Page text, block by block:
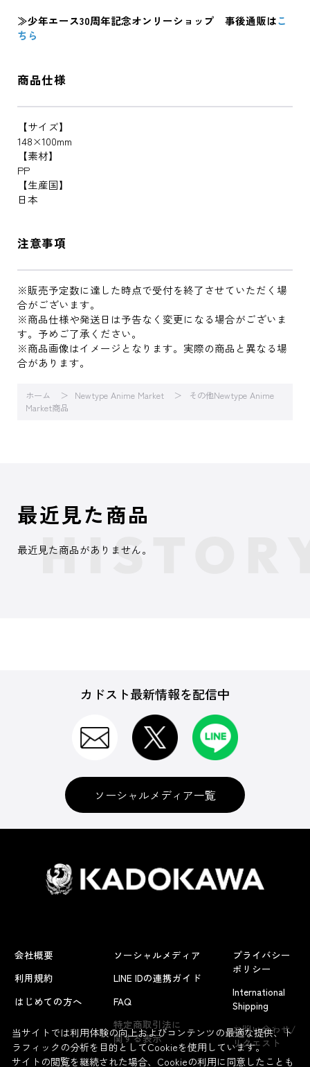
≫少年エース30周年記念オンリーショップ 事後通販はこ
ちら
商品仕様
【サイズ】
148×100mm
【素材】
PP
【生産国】
日本
注意事項
※販売予定数に達した時点で受付を終了させていただく場
合がございます。
※商品仕様や発送日は予告なく変更になる場合がございま
す。予めご了承ください。
※商品画像はイメージとなります。実際の商品と異なる場
合があります。
ホーム Newtype Anime Market
その他Newtype Anime
Market商品
よくあるお問い合わせ
最近見た商品
最近見た商品がありません。
カドスト最新情報を配信中
ソーシャルメディア一覧
会社概要
利用規約
はじめての方へ
ソーシャルメディア
LINE IDの連携ガイド
FAQ
特定商取引法に
関する表示
プライバシー
ポリシー
International
Shipping
お問い合わせ/
リクエスト
当サイトでは利用体験の向上およびコンテンツの最適な提供、ト
ラフィックの分析を目的としてCookieを使用しています。
サイトの閲覧を継続された場合、Cookieの利用に同意したことも